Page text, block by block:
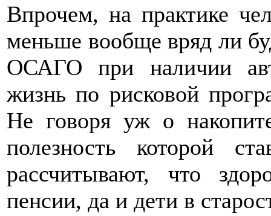
Впрочем, на практике
меньше вообще вряд ли
ОСАГО при наличии
жизнь по рисковой
Не говоря уж о
полезность которой
рассчитывают, что
пенсии, да и дети в